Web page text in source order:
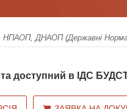
НПАОП, ДНАОП (Державні
доступний в ІДС